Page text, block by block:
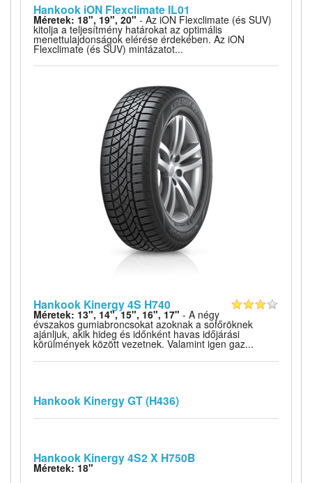
Hankook iON Flexclimate IL01
Méretek: 18", 19", 20" - Az iON Flexclimate (és SUV)
kitolja a teljesítmény határokat az optimális
menettulajdonságok elérése érdekében. Az iON
Flexclimate (és SUV) mintázatot...
Hankook Kinergy 4S H740
Méretek: 13", 14", 15", 16", 17" - A négy
évszakos gumiabroncsokat azoknak a sofőröknek
ajánljuk, akik hideg és időnként havas időjárási
körülmények között vezetnek. Valamint igen gaz...
Hankook Kinergy GT (H436)
Hankook Kinergy 4S2 X H750B
Méretek: 18"